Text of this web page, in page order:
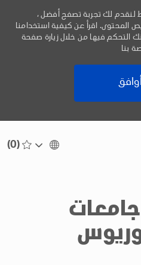
Language
Arabic
(0)
لنقدم لك تجربة تصفح أفضل ،
المحتوى. اقرأ عن كيفية استخدامنا
التحكم فيها من خلال زيارة صفحة
بنا
أوافق